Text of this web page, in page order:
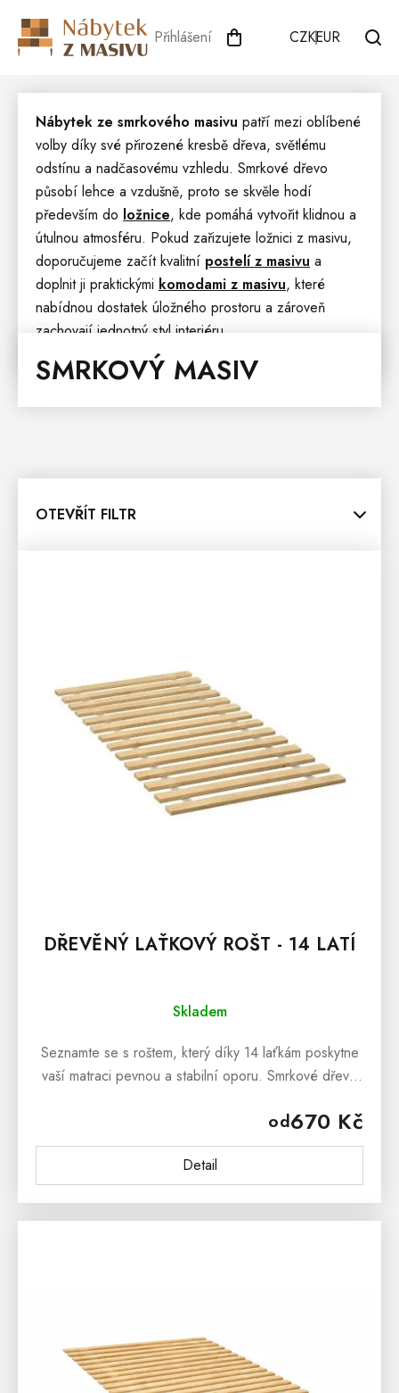
obsah
Přihlášení CZKEUR
SMRKOVÝ MASIV
Nábytek ze smrkového masivu patří mezi oblíbené
volby díky své přirozené kresbě dřeva, světlému
odstínu a nadčasovému vzhledu. Smrkové dřevo
působí lehce a vzdušně, proto se skvěle hodí
především do ložnice, kde pomáhá vytvořit klidnou a
útulnou atmosféru. Pokud zařizujete ložnici z masivu,
doporučujeme začít kvalitní postelí z masivu a
doplnit ji praktickými komodami z masivu, které
nabídnou dostatek úložného prostoru a zároveň
zachovají jednotný styl interiéru.
OTEVŘÍT FILTR
DŘEVĚNÝ LAŤKOVÝ ROŠT - 14 LATÍ
Skladem
od670 Kč
Detail
Seznamte se s roštem, který díky 14 laťkám poskytne
vaší matraci pevnou a stabilní oporu. Smrkové dřevo